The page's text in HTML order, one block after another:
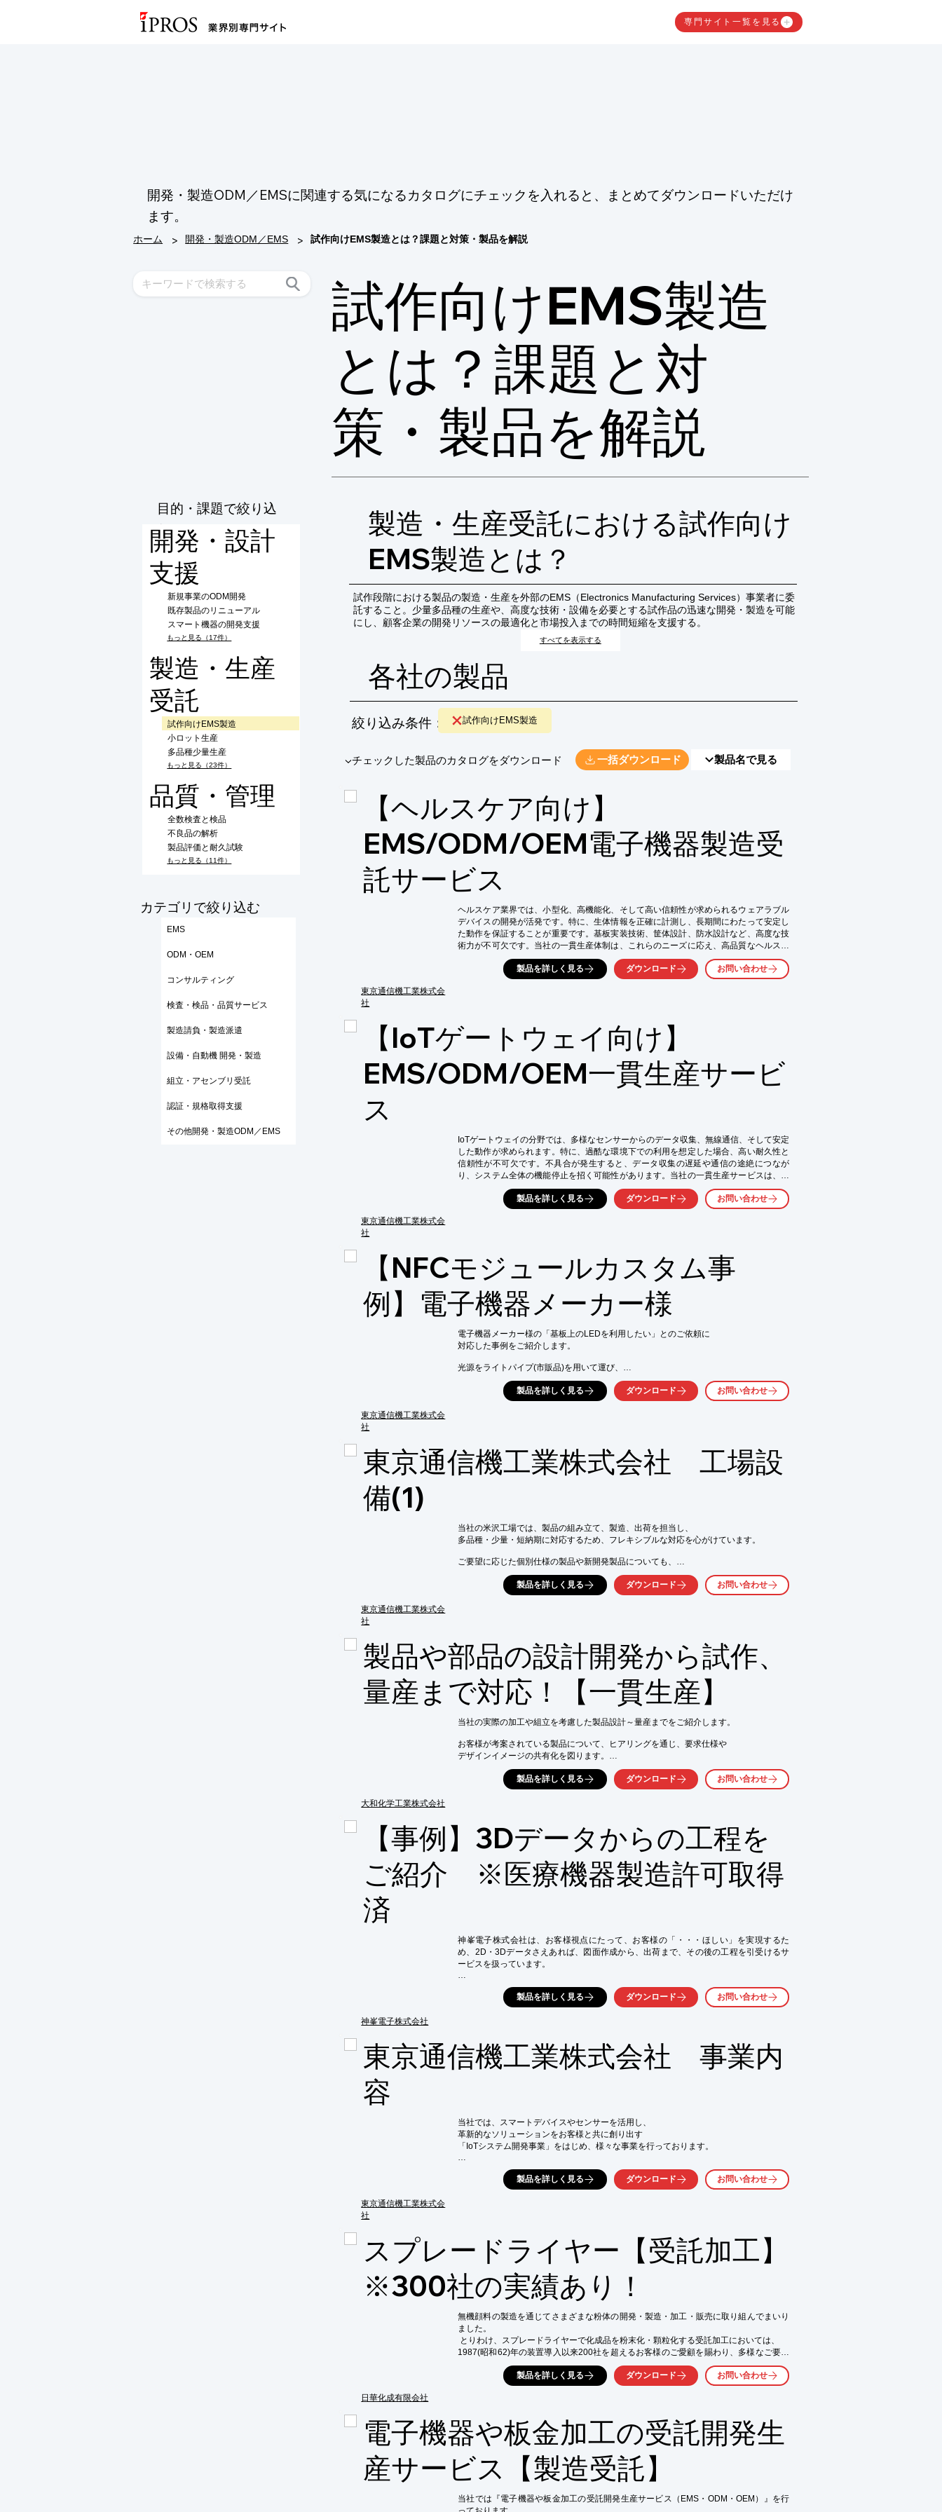
専門サイト一覧を見る
開発・製造ODM／EMSに関連する気になるカタログにチェックを入れると、まとめてダウンロードいただけ
ます。
ホーム > 開発・製造ODM／EMS > 試作向けEMS製造とは？課題と対策・製品を解説
試作向けEMS製造
とは？課題と対
策・製品を解説
目的・課題で絞り込
む
開発・設計
支援
新規事業のODM開発
既存製品のリニューアル
スマート機器の開発支援
もっと見る（17件）
製造・生産
受託
試作向けEMS製造
小ロット生産
多品種少量生産
もっと見る（23件）
品質・管理
全数検査と検品
不良品の解析
製品評価と耐久試験
もっと見る（11件）
​カテゴリで絞り込む
EMS
ODM・OEM
コンサルティング
検査・検品・品質サービス
製造請負・製造派遣
設備・自動機 開発・製造
組立・アセンブリ受託
認証・規格取得支援
その他開発・製造ODM／EMS
製造・生産受託における試作向け
EMS製造とは？
試作段階における製品の製造・生産を外部のEMS（Electronics Manufacturing Services）事業者に委
託すること。少量多品種の生産や、高度な技術・設備を必要とする試作品の迅速な開発・製造を可能
にし、顧客企業の開発リソースの最適化と市場投入までの時間短縮を支援する。
すべてを表示する
各社の製品
絞り込み条件： 試作向けEMS製造
​▼チェックした製品のカタログをダウンロード 一括ダウンロード 製品名で見る
【ヘルスケア向け】
EMS/ODM/OEM電子機器製造受
託サービス
東京通信機工業株式会
社
ヘルスケア業界では、小型化、高機能化、そして高い信頼性が求められるウェアラブル
デバイスの開発が活発です。特に、生体情報を正確に計測し、長期間にわたって安定し
た動作を保証することが重要です。基板実装技術、筐体設計、防水設計など、高度な技
術力が不可欠です。当社の一貫生産体制は、これらのニーズに応え、高品質なヘルスケ
アデバイスの実現を支援します。
【活用シーン】
【導入の効果】
・高品質な製品の提供
・ODMによる柔軟な対応
製品を詳しく見る ダウンロード お問い合わせ
【IoTゲートウェイ向け】
EMS/ODM/OEM一貫生産サービ
ス
東京通信機工業株式会
社
IoTゲートウェイの分野では、多様なセンサーからのデータ収集、無線通信、そして安定
した動作が求められます。特に、過酷な環境下での利用を想定した場合、高い耐久性と
信頼性が不可欠です。不具合が発生すると、データ収集の遅延や通信の途絶につなが
り、システム全体の機能停止を招く可能性があります。当社の一貫生産サービスは、お
客様のニーズに合わせて、設計から製造、品質保証までをワンストップで提供し、IoTゲ
ートウェイの信頼性向上に貢献します。
・スマート農業
【導入の効果】
・高品質な製品の提供
・開発期間の短縮
・コスト削減
製品を詳しく見る ダウンロード お問い合わせ
【NFCモジュールカスタム事
例】電子機器メーカー様
東京通信機工業株式会
社
電子機器メーカー様の「基板上のLEDを利用したい」とのご依頼に
対応した事例をご紹介します。
光源をライトパイプ(市販品)を用いて運び、
製品本体表面部に穴を開け、表示部を点灯。
状態表示部を追加するのに、簡易な加工・追加・変更で対応し、
■課題
・製品の起動状態を表すLED等の光による表示部を付けたい
■結果
※詳しくは、お気軽にお問い合わせください。
製品を詳しく見る ダウンロード お問い合わせ
東京通信機工業株式会社 工場設
備(1)
東京通信機工業株式会
社
当社の米沢工場では、製品の組み立て、製造、出荷を担当し、
多品種・少量・短納期に対応するため、フレキシブルな対応を心がけています。
ご要望に応じた個別仕様の製品や新開発製品についても、
開発・販売部門と連携し、タイムリーにご提供。
また、環境活動についてはISO14001を軸に、
■2号機：全長約15m
製品を詳しく見る ダウンロード お問い合わせ
製品や部品の設計開発から試作、
量産まで対応！【一貫生産】
大和化学工業株式会社
当社の実際の加工や組立を考慮した製品設計～量産までをご紹介します。
お客様が考案されている製品について、ヒアリングを通じ、要求仕様や
デザインイメージの共有化を図ります。
大まかな製品構想が固まった後、開発の進め方や方針を協議し、開発計画を
立てていきます。
を行います。
■お問合せに基づく打ち合わせ
■協議・開発計画
■製作・組立・調整
■最終検査＆納品
製品を詳しく見る ダウンロード お問い合わせ
【事例】3Dデータからの工程を
ご紹介 ※医療機器製造許可取得
済
神峯電子株式会社
神峯電子株式会社は、お客様視点にたって、お客様の「・・・ほしい」を実現するた
め、2D・3Dデータさえあれば、図面作成から、出荷まで、その後の工程を引受けるサ
ービスを扱っています。
CADデータから、装置出荷までシームレスに。
図面作成、検証、製作調達、製造組立、検査、梱包出荷まで、当社がぜんぶ請け負いま
～こんなお困りごとはありませんか？～
■海外生産前の試作品を頼みたい
■大きい装置を組立出来る工場がない
■多品種な仕様に対応して欲しい
■生産中止品を置き換えたい
■医療機器の出荷保証まで任せたい
■電気的ノウハウがないが自社製品に盛り込みたい
詳しくはカタログをご覧頂くか、お気軽にお問い合わせ下さい。
製品を詳しく見る ダウンロード お問い合わせ
東京通信機工業株式会社 事業内
容
東京通信機工業株式会
社
当社では、スマートデバイスやセンサーを活用し、
革新的なソリューションをお客様と共に創り出す
「IoTシステム開発事業」をはじめ、様々な事業を行っております。
「ファシリティマネジメント事業」では、
建物や設備の運用、監視、メンテナンスを包括的にサポートし、
「ネットワーク機器事業」では、
「EMS (OEM/ODM) 事業」も手掛けております。
■IoTシステム開発事業
■ファシリティマネジメント事業
■ネットワーク機器事業
※詳しくはPDF資料をご覧いただくか、お気軽にお問い合わせ下さい。
製品を詳しく見る ダウンロード お問い合わせ
スプレードライヤー【受託加工】
※300社の実績あり！
日華化成有限会社
無機顔料の製造を通じてさまざまな粉体の開発・製造・加工・販売に取り組んでまいり
ました。
とりわけ、スプレードライヤーで化成品を粉末化・顆粒化する受託加工においては、
1987(昭和62)年の装置導入以来200社を超えるお客様のご愛顧を賜わり、多様なご要望
に応えてまいりました。
弊社では、原液調製やスプレードライヤーでの顆粒化技術で、お客様によりご満足いた
だける品質を目指し、日々努力しています。
■自社にスプレードライヤーがない
■スプレードライヤーでどんな粉末ができるか少量で試したい
■多品種・少量に対応してほしい
■自社で製造するには製造量が中途半端
■装置や工場の掃除が面倒
■営業活動用のサンプルがすぐにほしい
300種類超の製造実績。1987(昭和62)年運転開始以来コンタミクレームゼロ！
製品を詳しく見る ダウンロード お問い合わせ
電子機器や板金加工の受託開発生
産サービス【製造受託】
当社では『電子機器や板金加工の受託開発生産サービス（EMS・ODM・OEM）』を行